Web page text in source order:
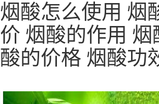
烟酸怎么使用 烟
价 烟酸的作用
酸的价格 烟酸功